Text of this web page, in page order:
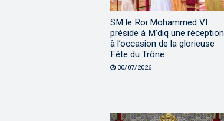
SM le Roi Mohammed VI
préside à M’diq une réception
à l’occasion de la glorieuse
Fête du Trône
30/07/2026